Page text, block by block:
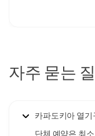
한 안전 브리핑, 비상
규모 파트에 대해 경
의 예약에는 일반적
자주 묻는
카파도키아 열
단체 예약은 최